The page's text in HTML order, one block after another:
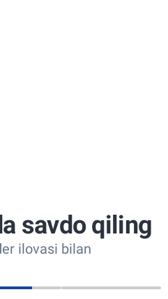
savdo qiling
ilovasi bilan